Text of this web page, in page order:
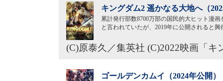
キングダム2 遥かなる大地へ（
累計発行部数8700万部の国民的大ヒット漫
と言われていたが、2019年に公開されると
(C)原泰久／集英社 (C)2022映画「キ
ゴールデンカムイ（2024年公開）